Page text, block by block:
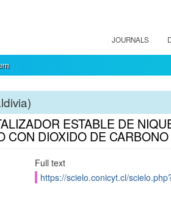
JOURNALS
ESTABLE DE
CON DIOXIDO DE CARBONO
Full text
https://scielo.conicyt.cl/